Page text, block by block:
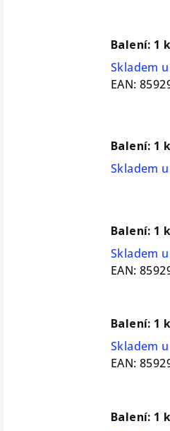
Balení: 1
Skladem
EAN:
Balení: 1
Skladem
Balení: 1
Skladem
EAN:
Balení: 1
Skladem
EAN:
Balení: 1